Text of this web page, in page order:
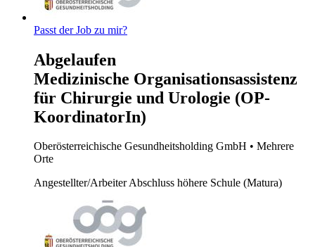
Passt der Job zu mir?
Abgelaufen
Medizinische Organisationsassistenz
für Chirurgie und Urologie (OP-
KoordinatorIn)
Oberösterreichische Gesundheitsholding GmbH • Mehrere
Orte
Angestellter/ArbeiterAbschluss höhere Schule (Matura)